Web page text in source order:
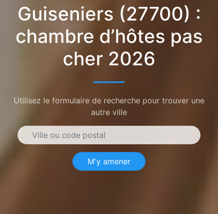
Guiseniers (27700) :
chambre d’hôtes pas
cher 2026
Utilisez le formulaire de recherche pour trouver une
autre ville
M'y amener